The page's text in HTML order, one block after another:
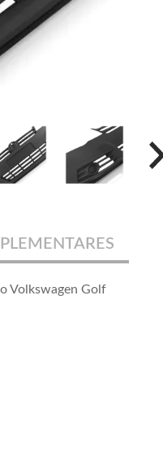
Volkswagen Golf